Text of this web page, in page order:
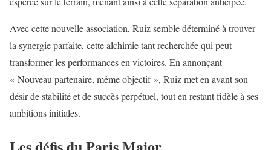
Avec cette nouvelle association, Ruiz semble déterminé à trouver
la synergie parfaite, cette alchimie tant recherchée qui peut
transformer les performances en victoires. En annonçant
« Nouveau partenaire, même objectif », Ruiz met en avant son
désir de stabilité et de succès perpétuel, tout en restant fidèle à ses
ambitions initiales.